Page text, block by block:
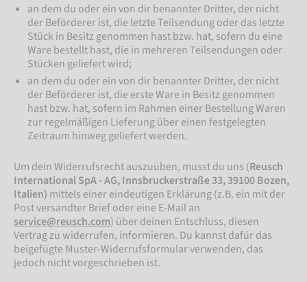
an dem du oder ein von dir benannter Dritter, der nicht
der Beförderer ist, die letzte Teilsendung oder das letzte
Stück in Besitz genommen hast bzw. hat, sofern du eine
Ware bestellt hast, die in mehreren Teilsendungen oder
Stücken geliefert wird;
an dem du oder ein von dir benannter Dritter, der nicht
der Beförderer ist, die erste Ware in Besitz genommen
hast bzw. hat, sofern im Rahmen einer Bestellung Waren
zur regelmäßigen Lieferung über einen festgelegten
Zeitraum hinweg geliefert werden.
Um dein Widerrufsrecht auszuüben, musst du uns (Reusch
International SpA - AG, Innsbruckerstraße 33, 39100 Bozen,
Italien) mittels einer eindeutigen Erklärung (z.B. ein mit der
Post versandter Brief oder eine E-Mail an
service@reusch.com) über deinen Entschluss, diesen
Vertrag zu widerrufen, informieren. Du kannst dafür das
beigefügte Muster-Widerrufsformular verwenden, das
jedoch nicht vorgeschrieben ist.